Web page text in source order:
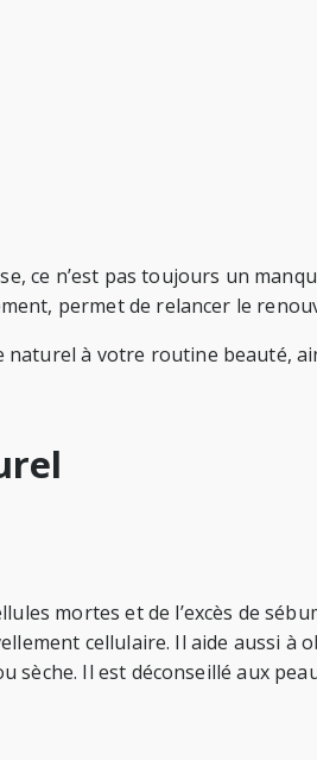
ce n’est pas toujours un
permet de relancer le
à votre routine beauté,
mortes et de l’excès de
cellulaire. Il aide aussi
sèche. Il est déconseillé aux